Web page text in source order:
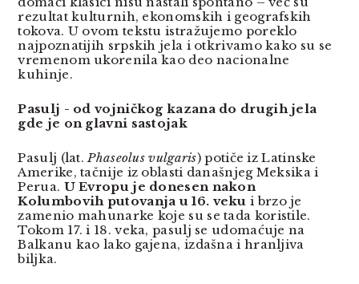
rezultat kulturnih, ekonomskih i geografskih
tokova. U ovom tekstu istražujemo poreklo
najpoznatijih srpskih jela i otkrivamo kako su se
vremenom ukorenila kao deo nacionalne
kuhinje.
Pasulj - od vojničkog kazana do drugih jela
gde je on glavni sastojak
Pasulj (lat. Phaseolus vulgaris) potiče iz Latinske
Amerike, tačnije iz oblasti današnjeg Meksika i
Perua. U Evropu je donesen nakon
Kolumbovih putovanja u 16. veku i brzo je
zamenio mahunarke koje su se tada koristile.
Tokom 17. i 18. veka, pasulj se udomaćuje na
Balkanu kao lako gajena, izdašna i hranljiva
biljka.